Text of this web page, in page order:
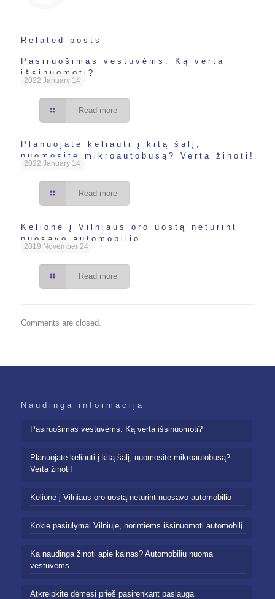
Related posts
2022 January 14
Pasiruošimas vestuvėms. Ką verta
išsinuomoti?
Read more
2022 January 14
Planuojate keliauti į kitą šalį,
nuomosite mikroautobusą? Verta žinoti!
Read more
2019 November 24
Kelionė į Vilniaus oro uostą neturint
nuosavo automobilio
Read more
Comments are closed.
Naudinga informacija
Pasiruošimas vestuvėms. Ką verta išsinuomoti?
Planuojate keliauti į kitą šalį, nuomosite mikroautobusą?
Verta žinoti!
Kelionė į Vilniaus oro uostą neturint nuosavo automobilio
Kokie pasiūlymai Vilniuje, norintiems išsinuomoti automobilį
Ką naudinga žinoti apie kainas? Automobilių nuoma
vestuvėms
Atkreipkite dėmesį prieš pasirenkant paslaugą